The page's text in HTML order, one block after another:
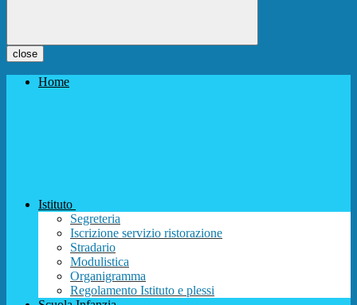
close
Home
Istituto
Segreteria
Iscrizione servizio ristorazione
Stradario
Modulistica
Organigramma
Regolamento Istituto e plessi